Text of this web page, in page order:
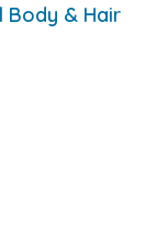
Body & Hair